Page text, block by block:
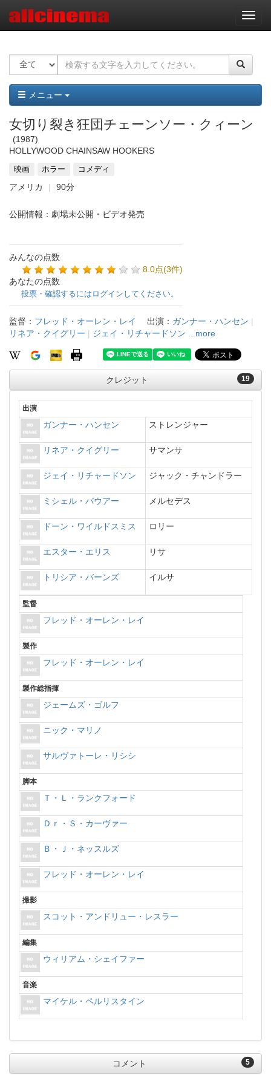
ナ
ビ
ー
ョ
ン
メニュー
女切り裂き狂団チェーンソー・クィーン
1987
HOLLYWOOD CHAINSAW HOOKERS
映画 ホラー コメディ
アメリカ 90分
公開情報：劇場未公開・ビデオ発売
みんなの点数
8.0点(3件)
あなたの点数
投票・確認するにはログインしてください。
監督： フレッド・オーレン・レイ 出演： ガンナー・ハンセン |
リネア・クイグリー | ジェイ・リチャードソン ...more
19
クレジット
出演
ガンナー・ハンセン ストレンジャー
リネア・クイグリー サマンサ
ジェイ・リチャードソン ジャック・チャンドラー
ミシェル・バウアー メルセデス
ドーン・ワイルドスミス ロリー
エスター・エリス リサ
トリシア・バーンズ イルサ
監督
フレッド・オーレン・レイ
製作
フレッド・オーレン・レイ
製作総指揮
ジェームズ・ゴルフ
ニック・マリノ
サルヴァトーレ・リシシ
脚本
Ｔ・Ｌ・ランクフォード
Ｄｒ・Ｓ・カーヴァー
Ｂ・Ｊ・ネッスルズ
フレッド・オーレン・レイ
撮影
スコット・アンドリュー・レスラー
編集
ウィリアム・シェイファー
音楽
マイケル・ペルリスタイン
5
コメント